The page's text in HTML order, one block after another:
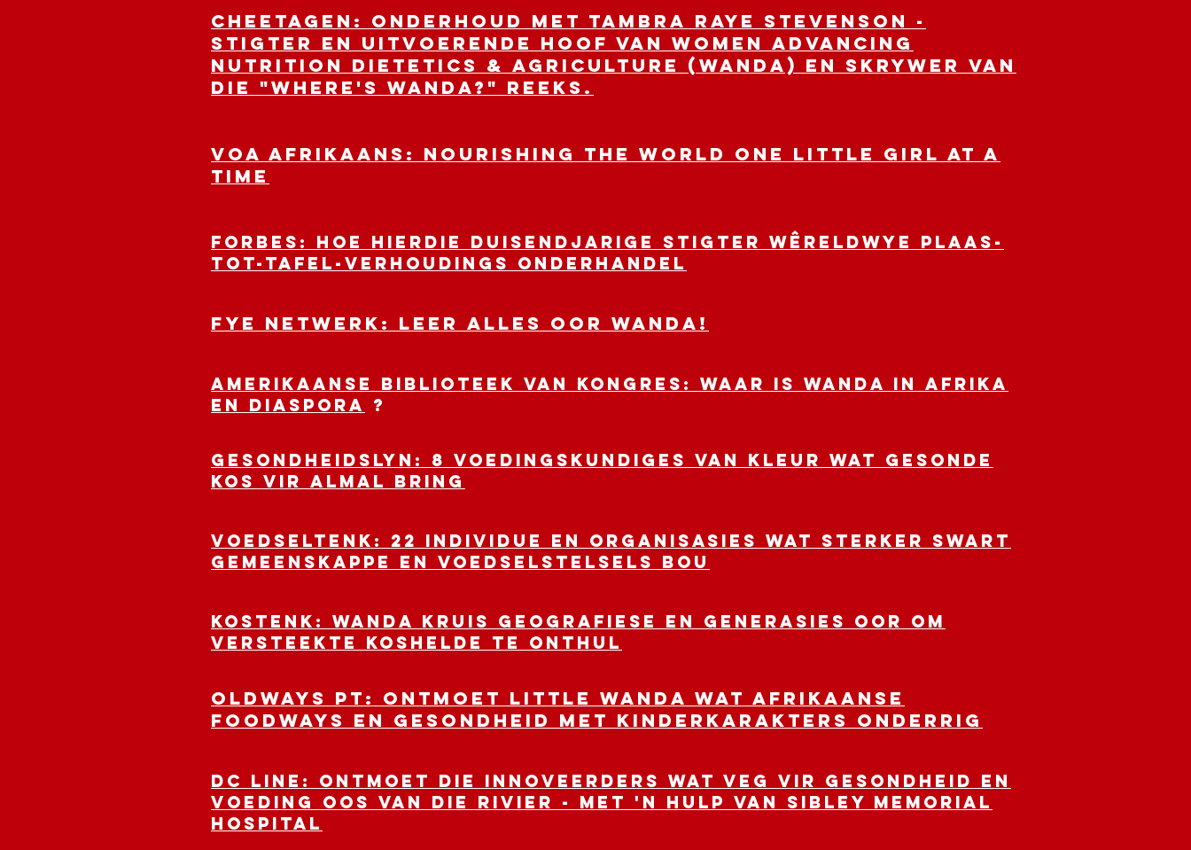
CHEETAGEN: Onderhoud met Tambra Raye Stevenson -
stigter en uitvoerende hoof van Women Advancing
Nutrition Dietetics & Agriculture (WANDA) en skrywer van
die "Where's WANDA?" reeks.
VOA AFRIKAANS: Nourishing the World One Little Girl at a
Time
FORBES: Hoe hierdie duisendjarige stigter wêreldwye plaas-
tot-tafel-verhoudings onderhandel
FYE NETWERK: Leer alles oor WANDA!
Amerikaanse BIBLIOTEEK VAN KONGRES: Waar is WANDA in Afrika
en Diaspora ?
GESONDHEIDSLYN: 8 Voedingskundiges van kleur wat gesonde
kos vir almal bring
VOEDSELTENK: 22 individue en organisasies wat sterker swart
gemeenskappe en voedselstelsels bou
KOSTENK: WANDA kruis geografiese en generasies oor om
versteekte koshelde te onthul
OLDWAYS PT: Ontmoet Little WANDA wat Afrikaanse
Foodways en Gesondheid met kinderkarakters onderrig
DC LINE: Ontmoet die innoveerders wat veg vir gesondheid en
voeding oos van die rivier - met 'n hulp van Sibley Memorial
Hospital